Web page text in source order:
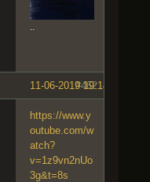
..
#462
11-06-2019 19:14:22
https://www.y
outube.com/w
atch?
v=1z9vn2nUo
3g&t=8s